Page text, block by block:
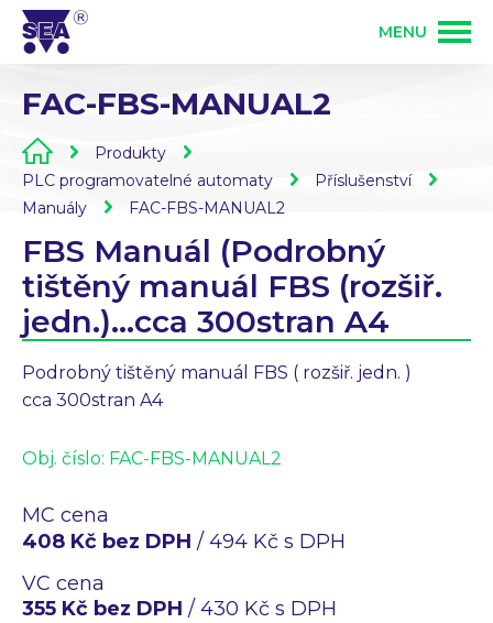
PRODUKTY
GSM produkty
PLC programovatelné automaty
Zakázková výroba elektroniky
SLUŽBY
Vývoj elektroniky
PLC programování
ŘEŠENÍ
O FIRMĚ
KONTAKT
Přihlášení partnera
MENU
FAC-FBS-MANUAL2
Produkty
PLC programovatelné automaty
Příslušenství
Manuály
FAC-FBS-MANUAL2
FBS Manuál (Podrobný
tištěný manuál FBS (rozšiř.
jedn.)...cca 300stran A4
Podrobný tištěný manuál FBS ( rozšiř. jedn. )
cca 300stran A4
Obj. číslo: FAC-FBS-MANUAL2
MC cena
408 Kč bez DPH / 494 Kč s DPH
VC cena
355 Kč bez DPH / 430 Kč s DPH